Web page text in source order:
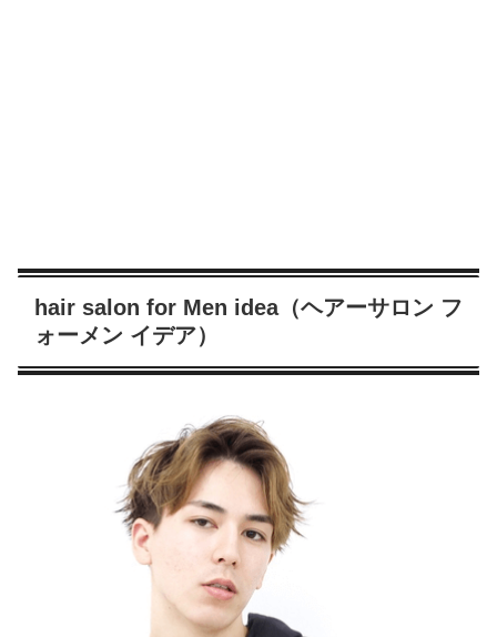
hair salon for Men idea（ヘアーサロン フ
ォーメン イデア）